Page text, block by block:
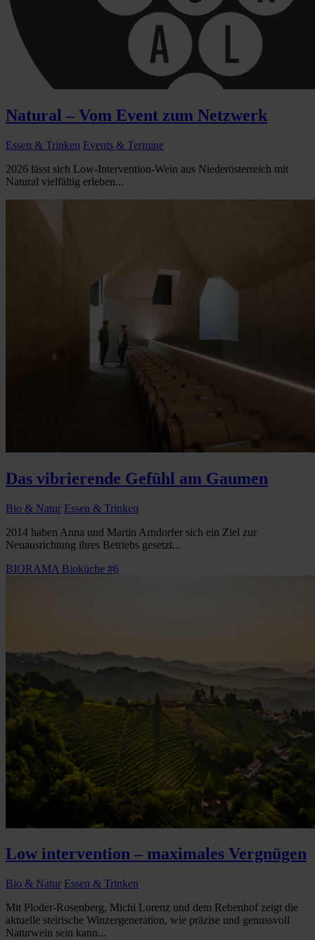
Natural – Vom Event zum Netzwerk
Essen & Trinken Events & Termine
2026 lässt sich Low-Intervention-Wein aus Niederösterreich mit
Natural vielfältig erleben...
Das vibrierende Gefühl am Gaumen
Bio & Natur Essen & Trinken
2014 haben Anna und Martin Arndorfer sich ein Ziel zur
Neuausrichtung ihres Betriebs gesetzt...
BIORAMA Bioküche #6
Low intervention – maximales Vergnügen
Bio & Natur Essen & Trinken
Mit Ploder-Rosenberg, Michi Lorenz und dem Rebenhof zeigt die
aktuelle steirische Winzergeneration, wie präzise und genussvoll
Naturwein sein kann...